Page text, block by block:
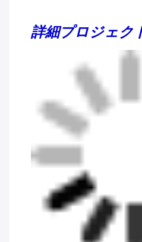
詳細プロジェク